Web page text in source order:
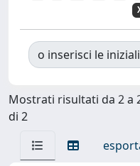
o inserisci le
Mostrati risultati da 2 a
di 2